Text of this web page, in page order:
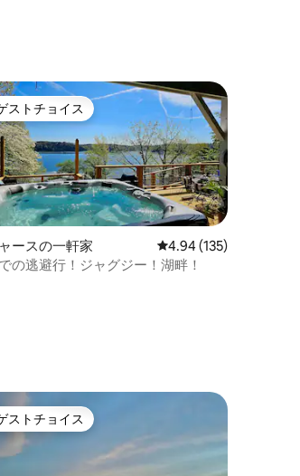
星中4.95つ星の平均評価
星中4.9つ星の平均評価
評のゲストチョイスです。
ストチョイス
ースの一軒家 レビュー135件、5つ
4.94 (135)
の逃避行！ジャグジー！湖畔！
評のゲストチョイスです。
ストチョイス